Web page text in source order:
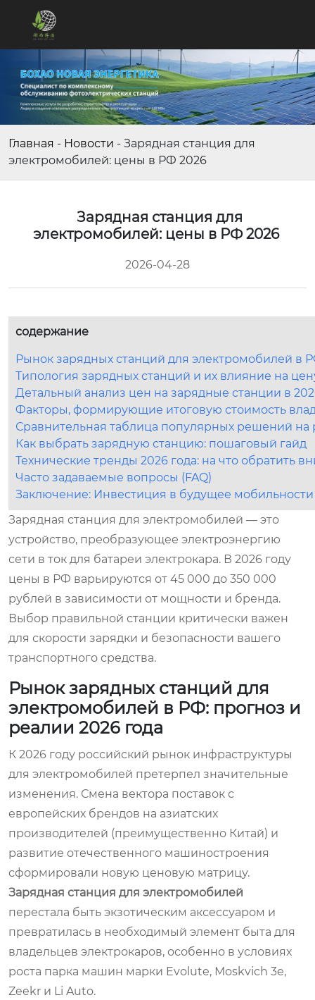
Главная - Новости - Зарядная станция для
электромобилей: цены в РФ 2026
Зарядная станция для
электромобилей: цены в РФ 2026
2026-04-28
содержание
Рынок зарядных станций для электромобилей в
Типология зарядных станций и их влияние на
Детальный анализ цен на зарядные станции в
Факторы, формирующие итоговую стоимость
Сравнительная таблица популярных решений
Как выбрать зарядную станцию: пошаговый гайд
Технические тренды 2026 года: на что обратить
Часто задаваемые вопросы (FAQ)
Заключение: Инвестиция в будущее мобильности
Зарядная станция для электромобилей — это
устройство, преобразующее электроэнергию
сети в ток для батареи электрокара. В 2026 году
цены в РФ варьируются от 45 000 до 350 000
рублей в зависимости от мощности и бренда.
Выбор правильной станции критически важен
для скорости зарядки и безопасности вашего
транспортного средства.
Рынок зарядных станций для
электромобилей в РФ: прогноз и
реалии 2026 года
К 2026 году российский рынок инфраструктуры
для электромобилей претерпел значительные
изменения. Смена вектора поставок с
европейских брендов на азиатских
производителей (преимущественно Китай) и
развитие отечественного машиностроения
сформировали новую ценовую матрицу.
Зарядная станция для электромобилей
перестала быть экзотическим аксессуаром и
превратилась в необходимый элемент быта для
владельцев электрокаров, особенно в условиях
роста парка машин марки Evolute, Moskvich 3e,
Zeekr и Li Auto.